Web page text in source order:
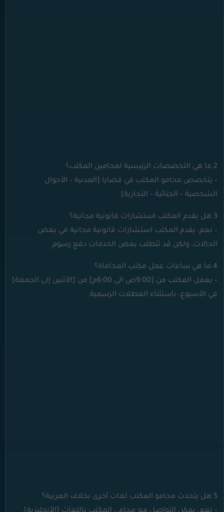
2.ما هي التخصصات الرئيسية لمحامين المكتب؟
– يتخصص محامو المكتب في قضايا [المدنية – الأحوال
الشخصية – الجنائية – التجارية].
3.هل يقدم المكتب استشارات قانونية مجانية؟
– نعم، يقدم المكتب استشارات قانونية مجانية في بعض
الحالات، ولكن قد تتطلب بعض الخدمات دفع رسوم.
4.ما هي ساعات عمل مكتب المحاماة؟
– يعمل المكتب من [9:00ص الى 6:00م] من [الأثنين إلى الجمعة]
في الأسبوع، باستثناء العطلات الرسمية.
5.هل يتحدث محامو المكتب لغات أخرى بخلاف العربية؟